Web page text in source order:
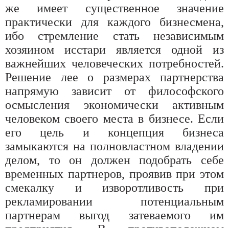
же имеет существенное значение
практически для каждого бизнесмена,
ибо стремление стать независимым
хозяином исстари является одной из
важнейших человеческих потребностей.
Решение лее о размерах партнерства
напрямую зависит от философского
осмысления экономически активным
человеком своего места в бизнесе. Если
его цель и концепция бизнеса
замыкаются на полновластном владении
делом, то он должен подобрать себе
временных партнеров, проявив при этом
смекалку и изворотливость при
рекламировании потенциальным
партнерам выгод затеваемого им